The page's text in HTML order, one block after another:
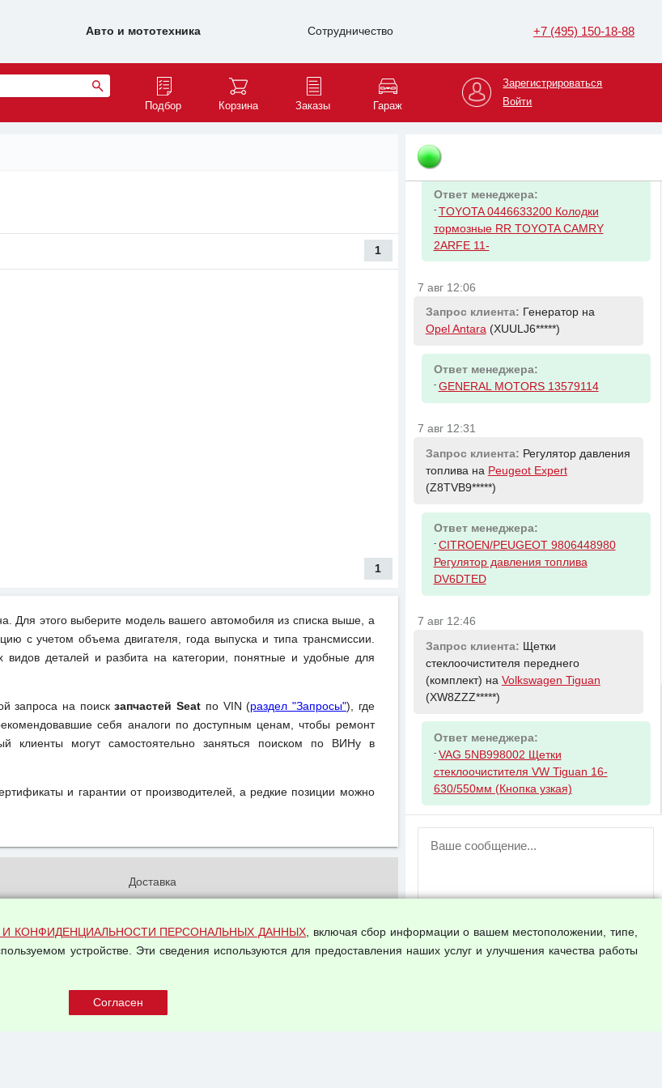
Авто и мототехника Сотрудничество +7 (495) 150-18-88
Подбор Корзина Заказы Гараж
Зарегистрироваться
Войти
1
1
Для этого выберите модель вашего автомобиля из списка выше, а
с учетом объема двигателя, года выпуска и типа трансмиссии.
видов деталей и разбита на категории, понятные и удобные для
запроса на поискзапчастей Seat по VIN (раздел "Запросы"), где
себя аналоги по доступным ценам, чтобы ремонт
клиенты могут самостоятельно заняться поиском по ВИНу в
и гарантии от производителей, а редкие позиции можно
Доставка
Оплата и возвраты
Арендодателям
И КОНФИДЕНЦИАЛЬНОСТИ ПЕРСОНАЛЬНЫХ ДАННЫХ, включая сбор информации о вашем местоположении, типе,
устройстве. Эти сведения используются для предоставления наших услуг и улучшения качества работы
TOYOTA 0446533471 Колодки торм.
задние на
Ответ менеджера:
- TOYOTA 0446633200 Колодки
тормозные RR TOYOTA CAMRY
2ARFE 11-
7 авг 12:06
Запрос клиента: Генератор на
Opel Antara(XUULJ6*****)
Ответ менеджера:
- GENERAL MOTORS 13579114
7 авг 12:31
Запрос клиента: Регулятор давления
топлива на Peugeot Expert
(Z8TVB9*****)
Ответ менеджера:
- CITROEN/PEUGEOT 9806448980
Регулятор давления топлива
DV6DTED
7 авг 12:46
Запрос клиента:
Щетки
стеклоочистителя переднего
(комплект) на Volkswagen Tiguan
(XW8ZZZ*****)
Ответ менеджера:
- VAG 5NB998002 Щетки
стеклоочистителя VW Tiguan 16-
630/550мм (Кнопка узкая)
ВНИМАНИЕ!
пользователей временно отключена!
аккаунт.